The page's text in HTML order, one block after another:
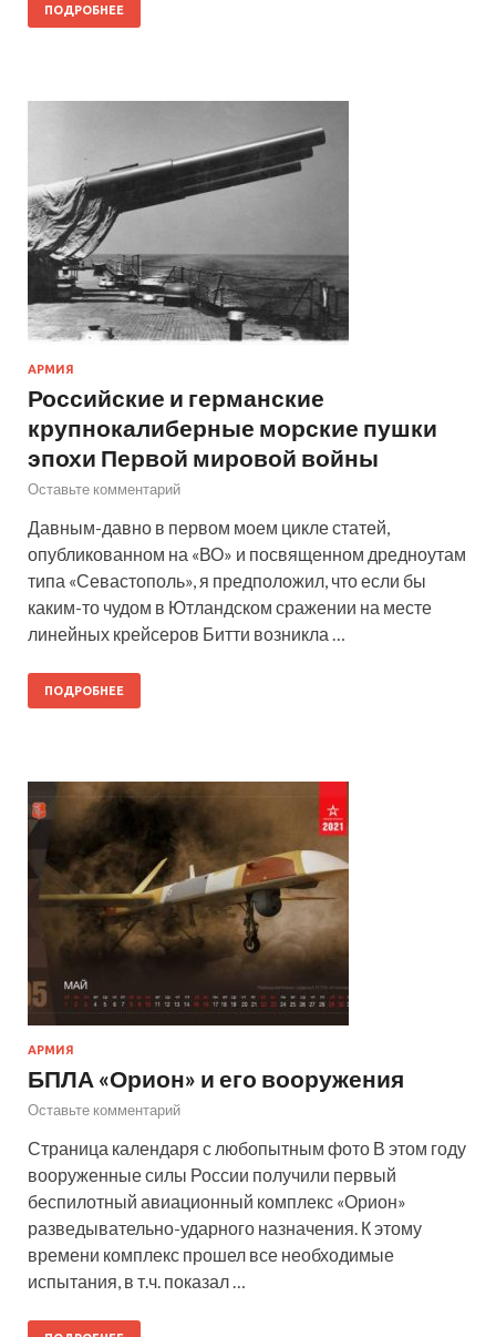
ПОДРОБНЕЕ
АРМИЯ
Российские и германские
крупнокалиберные морские пушки
эпохи Первой мировой войны
Оставьте комментарий
Давным-давно в первом моем цикле статей,
опубликованном на «ВО» и посвященном дредноутам
типа «Севастополь», я предположил, что если бы
каким-то чудом в Ютландском сражении на месте
линейных крейсеров Битти возникла …
ПОДРОБНЕЕ
АРМИЯ
БПЛА «Орион» и его вооружения
Оставьте комментарий
Страница календаря с любопытным фото В этом году
вооруженные силы России получили первый
беспилотный авиационный комплекс «Орион»
разведывательно-ударного назначения. К этому
времени комплекс прошел все необходимые
испытания, в т.ч. показал …